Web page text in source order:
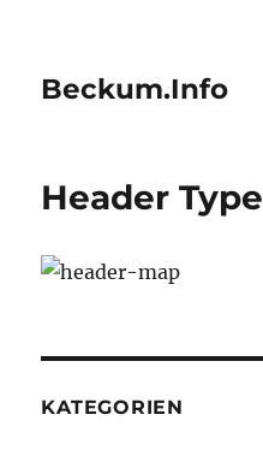
Beckum.Info
Header Type
KATEGORIEN